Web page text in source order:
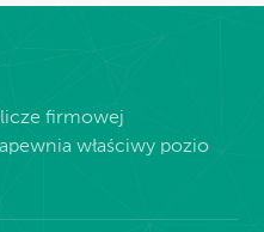
firmowej
właściwy pozio